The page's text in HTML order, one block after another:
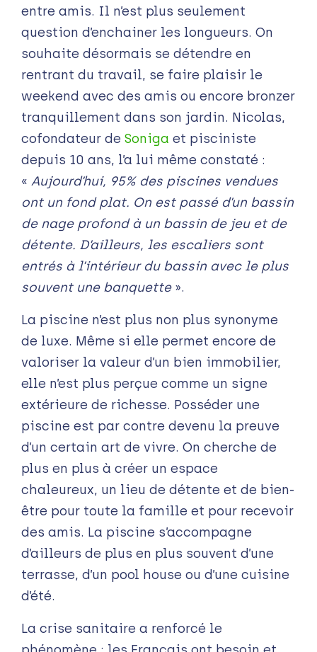
entre amis. Il n’est plus seulement
question d’enchainer les longueurs. On
souhaite désormais se détendre en
rentrant du travail, se faire plaisir le
weekend avec des amis ou encore bronzer
tranquillement dans son jardin. Nicolas,
cofondateur de Soniga et pisciniste
depuis 10 ans, l’a lui même constaté :
« Aujourd’hui, 95% des piscines vendues
ont un fond plat. On est passé d’un bassin
de nage profond à un bassin de jeu et de
détente. D’ailleurs, les escaliers sont
entrés à l’intérieur du bassin avec le plus
souvent une banquette».
La piscine n’est plus non plus synonyme
de luxe. Même si elle permet encore de
valoriser la valeur d’un bien immobilier,
elle n’est plus perçue comme un signe
extérieure de richesse. Posséder une
piscine est par contre devenu la preuve
d’un certain art de vivre. On cherche de
plus en plus à créer un espace
chaleureux, un lieu de détente et de bien-
être pour toute la famille et pour recevoir
des amis. La piscine s’accompagne
d’ailleurs de plus en plus souvent d’une
terrasse, d’un pool house ou d’une cuisine
d’été.
La crise sanitaire a renforcé le